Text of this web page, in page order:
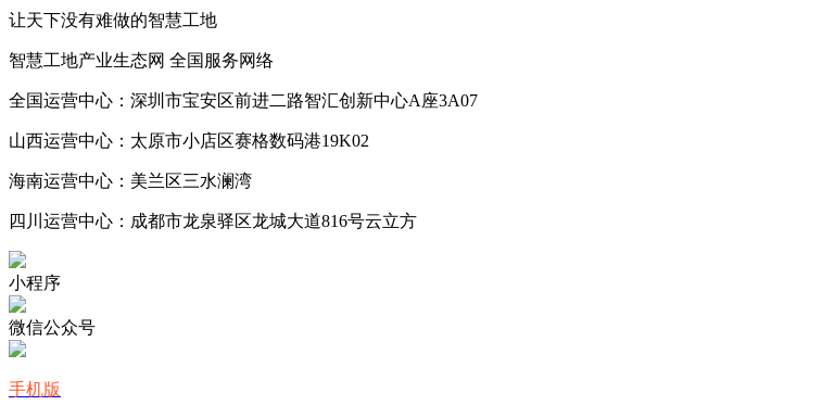
让天下没有难做的智慧工地
智慧工地产业生态网 全国服务网络
全国运营中心：深圳市宝安区前进二路智汇创新中心A座3A07
山西运营中心：太原市小店区赛格数码港19K02
海南运营中心：美兰区三水澜湾
四川运营中心：成都市龙泉驿区龙城大道816号云立方
小程序
微信公众号
手机版